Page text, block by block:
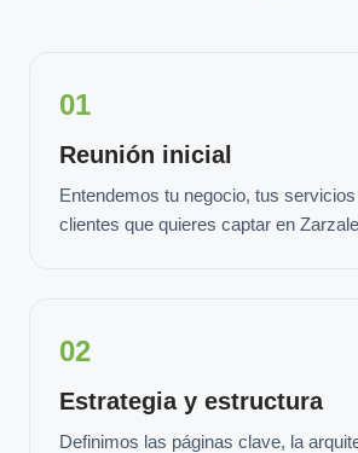
01
Reunión inicial
Entendemos tu negocio, tus
clientes que quieres captar en
02
Estrategia y estructura
Definimos las páginas clave, la